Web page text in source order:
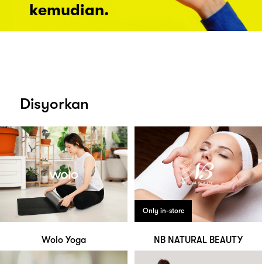
kemudian.
Disyorkan
Wolo Yoga
Only in-store
NB NATURAL BEAUTY